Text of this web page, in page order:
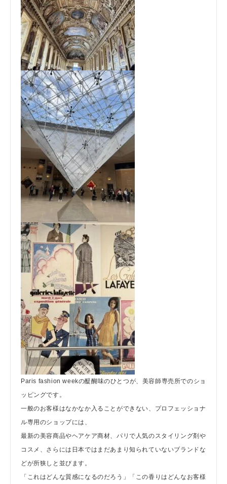
Paris fashion weekの醍醐味のひとつが、美容師専売所でのショ
ッピングです。
一般のお客様はなかなか入ることができない、プロフェッショナ
ル専用のショップには、
最新の美容商品やヘアケア商材、パリで人気のスタイリング剤や
コスメ、さらには日本ではまだあまり知られていないブランドな
どが所狭しと並びます。
「これはどんな質感になるのだろう」「この香りはどんなお客様